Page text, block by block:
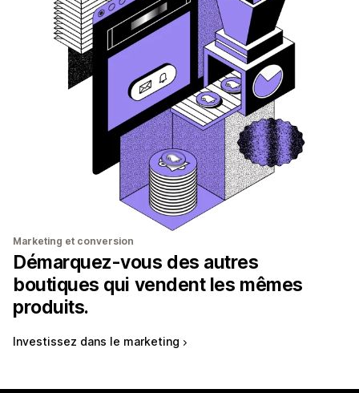
Marketing et conversion
Démarquez-vous des autres
boutiques qui vendent les mêmes
produits.
Investissez dans le marketing